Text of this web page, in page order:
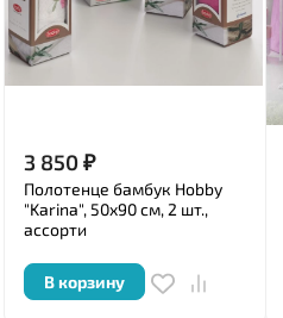
3 850₽
Полотенце бамбук Hobby
"Karina", 50x90 см, 2 шт.,
ассорти
В корзину